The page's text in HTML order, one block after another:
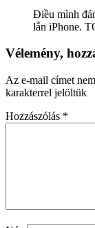
Điều mình
lẫn iPhone.
Vélemény,
Az e-mail címet
karakterrel jelöltük
Hozzászólás *